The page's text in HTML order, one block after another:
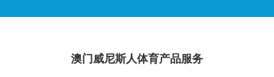
澳门威尼斯人体育产品服务